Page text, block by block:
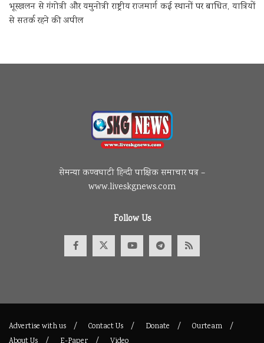
भूस्खलन से गंगोत्री और यमुनोत्री राष्ट्रीय राजमार्ग कई स्थानों पर बाधित, यात्रियों
से सतर्क रहने की अपील
सेमन्या कण्वघाटी हिन्दी पाक्षिक समाचार पत्र –
www.liveskgnews.com
Follow Us
Advertise with us Contact Us Donate
Ourteam